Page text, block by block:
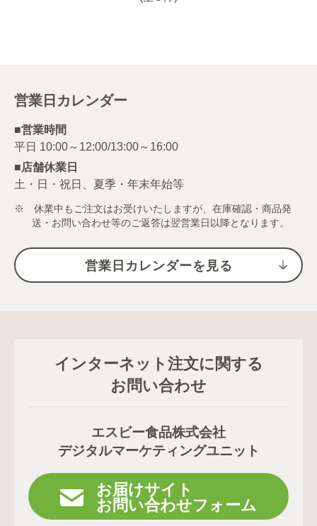
営業日カレンダー
■営業時間
■店舗休業日
土・日・祝日、夏季・年末年始等
※ 休業中もご注文はお受けいたしますが、在庫確認・商品発
送・お問い合わせ等のご返答は翌営業日以降となります。
営業日カレンダーを見る
インターネット注文に関する
お問い合わせ
エスビー食品株式会社
デジタルマーケティングユニット
お届けサイト
お問い合わせフォーム